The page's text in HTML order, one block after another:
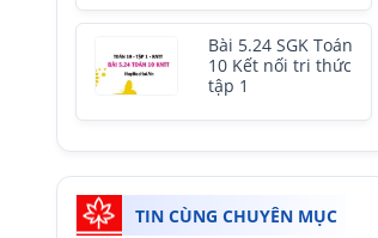
Bài 5.24 SGK Toán
10 Kết nối tri thức
tập 1
TIN CÙNG CHUYÊN MỤC